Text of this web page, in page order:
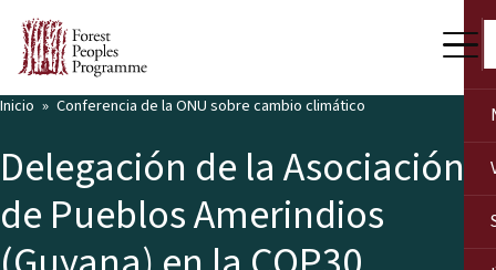
Inicio Conferencia de la ONU sobre cambio climático
Delegación de la Asociación
de Pueblos Amerindios